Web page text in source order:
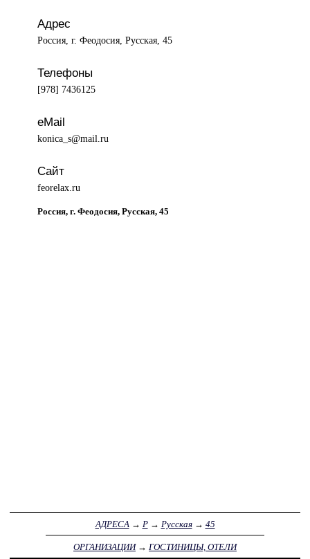
Адрес
Россия, г. Феодосия, Русская, 45
Телефоны
[978] 7436125
eMail
konica_s@mail.ru
Сайт
feorelax.ru
Россия, г. Феодосия, Русская, 45
АДРЕСА → Р→ Русская→ 45
ОРГАНИЗАЦИИ→ ГОСТИНИЦЫ, ОТЕЛИ